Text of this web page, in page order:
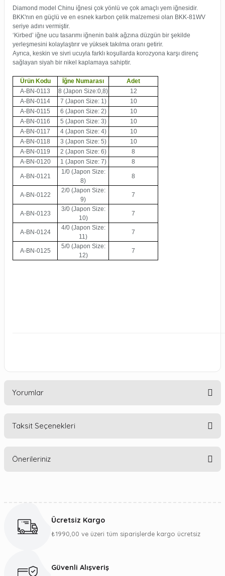
Diamond model Chinu iğnesi çok yönlü ve çok amaçlı yem iğnesidir.
BKK'nın en güçlü ve en esnek karbon çelik malzemesi olan BKK-81WV
seriye adını vermiştir.
‘Kirbed’ iğne ucu tasarımı iğnenin balık ağzına düzgün bir şekilde
yerleşmesini kolaylaştırır ve yüksek takılma oranı getirir.
Ayrıca, keskin ve sivri ucuyla farklı koşullarda korozyona karşı direnç
sağlayan siyah bir nikel kaplamaya sahiptir.
Ürün Kodu İğne Numarası
Adet
A-BN-0113
8 (Japon Size:0,8)
12
A-BN-0114
7 (Japon Size: 1)
10
A-BN-0115
6 (Japon Size: 2)
10
A-BN-0116
5 (Japon Size: 3)
10
A-BN-0117
4 (Japon Size: 4)
10
A-BN-0118
3 (Japon Size: 5)
10
A-BN-0119
2 (Japon Size: 6)
8
A-BN-0120
1 (Japon Size: 7) 8
A-BN-0121
1/0 (Japon Size:
8)
8
A-BN-0122
2/0 (Japon Size:
9)
7
A-BN-0123
3/0 (Japon Size:
10)
7
A-BN-0124
4/0 (Japon Size:
11)
7
A-BN-0125
5/0 (Japon Size:
12)
7
Yorumlar
Taksit Seçenekleri
Önerileriniz
Görüş ve önerileriniz için teşekkür ederiz.
Ücretsiz Kargo
₺1990,00 ve üzeri tüm siparişlerde kargo ücretsiz
Güvenli Alışveriş